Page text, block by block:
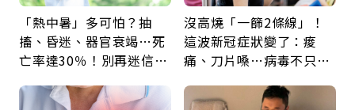
「熱中暑」多可怕？抽
搐、昏迷、器官衰竭…死
亡率達30％！別再迷信
5招才能真救命
沒高燒「一篩2條線」！
這波新冠症狀變了：痠
痛、刀片嗓…病毒不只攻
管發炎